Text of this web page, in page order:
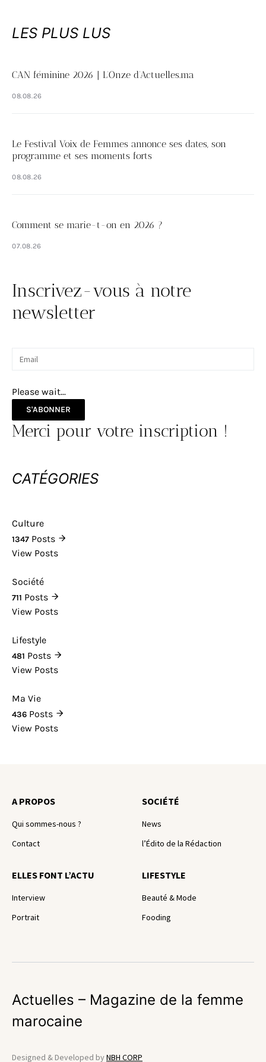
LES PLUS LUS
CAN féminine 2026 | L’Onze d’Actuelles.ma
08.08.26
Le Festival Voix de Femmes annonce ses dates, son
programme et ses moments forts
08.08.26
Comment se marie-t-on en 2026 ?
07.08.26
Inscrivez-vous à notre
newsletter
Please wait...
S'ABONNER
Merci pour votre inscription !
CATÉGORIES
Culture
1347 Posts
View Posts
Société
711 Posts
View Posts
Lifestyle
481 Posts
View Posts
Ma Vie
436 Posts
View Posts
A PROPOS
Qui sommes-nous ?
Contact
SOCIÉTÉ
News
l’Édito de la Rédaction
ELLES FONT L’ACTU
Interview
Portrait
LIFESTYLE
Beauté & Mode
Fooding
Actuelles – Magazine de la femme
marocaine
Designed & Developed byNBH CORP